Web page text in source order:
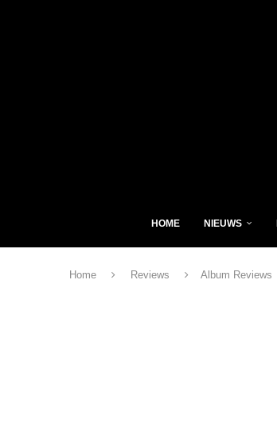
HOME NIEUWS
Home Reviews Album Reviews